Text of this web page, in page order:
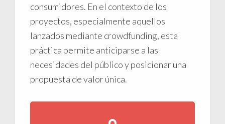
consumidores. En el contexto de los
proyectos, especialmente aquellos
lanzados mediante crowdfunding, esta
práctica permite anticiparse a las
necesidades del público y posicionar una
propuesta de valor única.